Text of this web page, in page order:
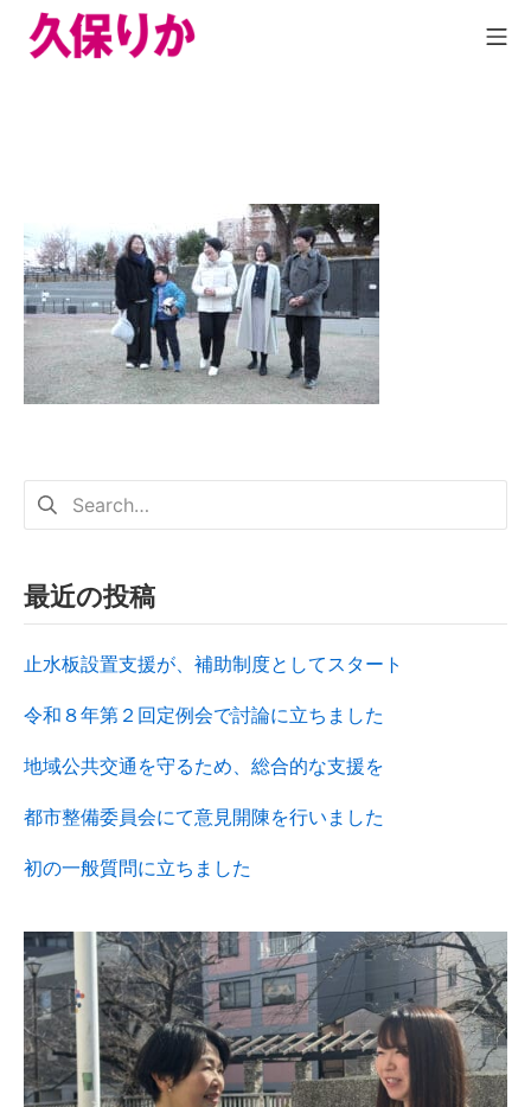
最近の投稿
止水板設置支援が、補助制度としてスタート
令和８年第２回定例会で討論に立ちました
地域公共交通を守るため、総合的な支援を
都市整備委員会にて意見開陳を行いました
初の一般質問に立ちました